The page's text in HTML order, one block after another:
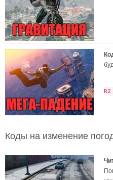
Коды на изменение